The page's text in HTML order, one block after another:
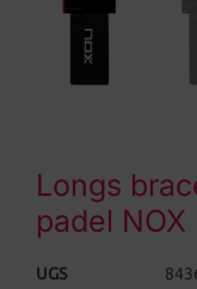
Longs
padel
UGS